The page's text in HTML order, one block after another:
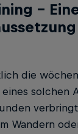
–
die
solchen
Wandern